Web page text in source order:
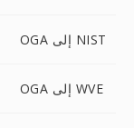
OGA إلى NIST
OGA إلى WVE